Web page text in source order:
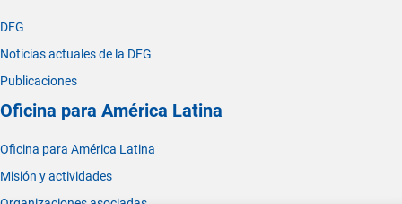
DFG
Noticias actuales de la DFG
Publicaciones
Oficina para América Latina
Oficina para América Latina
Misión y actividades